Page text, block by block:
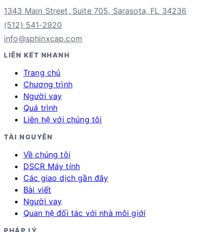
1343 Main Street, Suite 705, Sarasota, FL 34236
(512) 541-2920
info@sphinxcap.com
LIÊN KẾT NHANH
Trang chủ
Chương trình
Người vay
Quá trình
Liên hệ với chúng tôi
TÀI NGUYÊN
Về chúng tôi
DSCR Máy tính
Các giao dịch gần đây
Bài viết
Người vay
Quan hệ đối tác với nhà môi giới